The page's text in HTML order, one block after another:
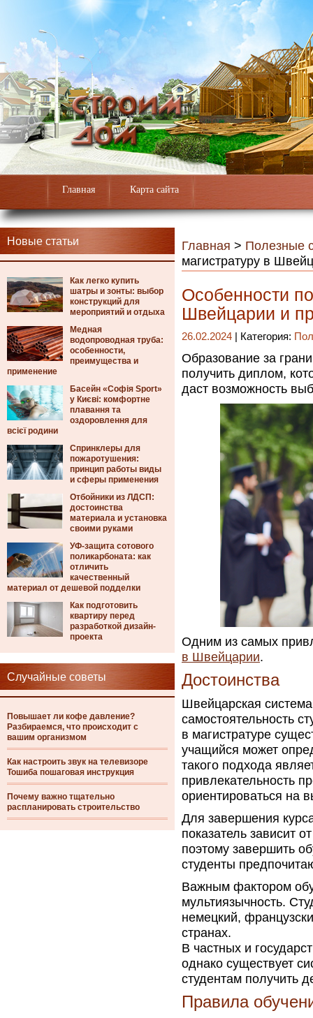
Главная Карта сайта
Новые статьи
Как легко купить
шатры и зонты: выбор
конструкций для
мероприятий и отдыха
Медная
водопроводная труба:
особенности,
преимущества и
применение
Басейн «Софія Sport»
у Києві: комфортне
плавання та
оздоровлення для
всієї родини
Спринклеры для
пожаротушения:
принцип работы виды
и сферы применения
Отбойники из ЛДСП:
достоинства
материала и установка
своими руками
УФ-защита сотового
поликарбоната: как
отличить
качественный
материал от дешевой подделки
Как подготовить
квартиру перед
разработкой дизайн-
проекта
Случайные советы
Повышает ли кофе давление?
Разбираемся, что происходит с
вашим организмом
Как настроить звук на телевизоре
Тошиба пошаговая инструкция
Почему важно тщательно
распланировать строительство
Главная > Полезные
магистратуру в
Особенности
Швейцарии и
26.02.2024 | Категория:
Образование за
получить диплом,
даст возможность
Одним из самых
в Швейцарии.
Достоинства
Швейцарская
самостоятельность
в магистратуре
учащийся может
такого подхода
привлекательность
ориентироваться на
Для завершения
показатель зависит
поэтому завершить
студенты
Важным фактором
мультиязычность.
немецкий,
странах.
В частных и
однако существует
студентам получить
Правила